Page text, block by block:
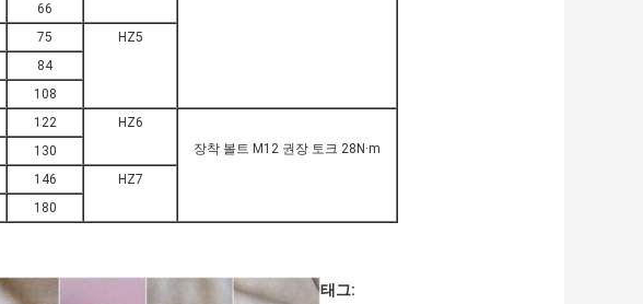
66
75
HZ5
84
108
122
HZ6
장착 볼트 M12 권장 토크 28N·m
130
146
HZ7
180
태그: